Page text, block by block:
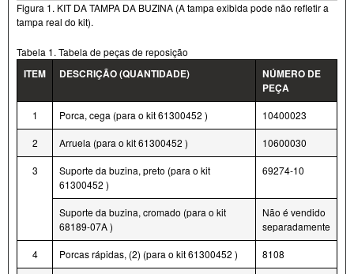
Figura 1. KIT DA TAMPA DA BUZINA (A tampa exibida pode não refletir a
tampa real do kit).
Tabela 1. Tabela de peças de reposição
ITEM DESCRIÇÃO (QUANTIDADE)
NÚMERO DE
PEÇA
1 Porca, cega (para o kit 61300452 ) 10400023
2 Arruela (para o kit 61300452 ) 10600030
3
Suporte da buzina, preto (para o kit
61300452 )
69274-10
Suporte da buzina, cromado (para o kit
68189-07A )
Não é vendido
separadamente
4 Porcas rápidas, (2) (para o kit 61300452 ) 8108